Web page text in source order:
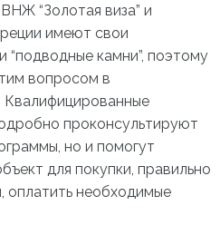
“Золотая виза” и
имеют свои
“подводные камни”, поэтому
вопросом в
Квалифицированные
проконсультируют
но и помогут
для покупки, правильно
оплатить необходимые